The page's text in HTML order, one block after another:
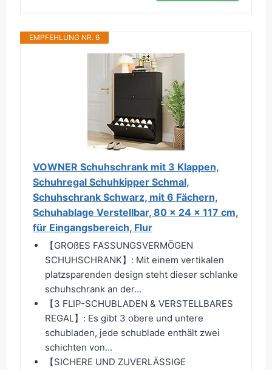
EMPFEHLUNG NR. 6
VOWNER Schuhschrank mit 3 Klappen,
Schuhregal Schuhkipper Schmal,
Schuhschrank Schwarz, mit 6 Fächern,
Schuhablage Verstellbar, 80 x 24 x 117 cm,
für Eingangsbereich, Flur
【GROßES FASSUNGSVERMÖGEN
SCHUHSCHRANK】: Mit einem vertikalen
platzsparenden design steht dieser schlanke
schuhschrank an der...
【3 FLIP-SCHUBLADEN & VERSTELLBARES
REGAL】: Es gibt 3 obere und untere
schubladen, jede schublade enthält zwei
schichten von...
【SICHERE UND ZUVERLÄSSIGE